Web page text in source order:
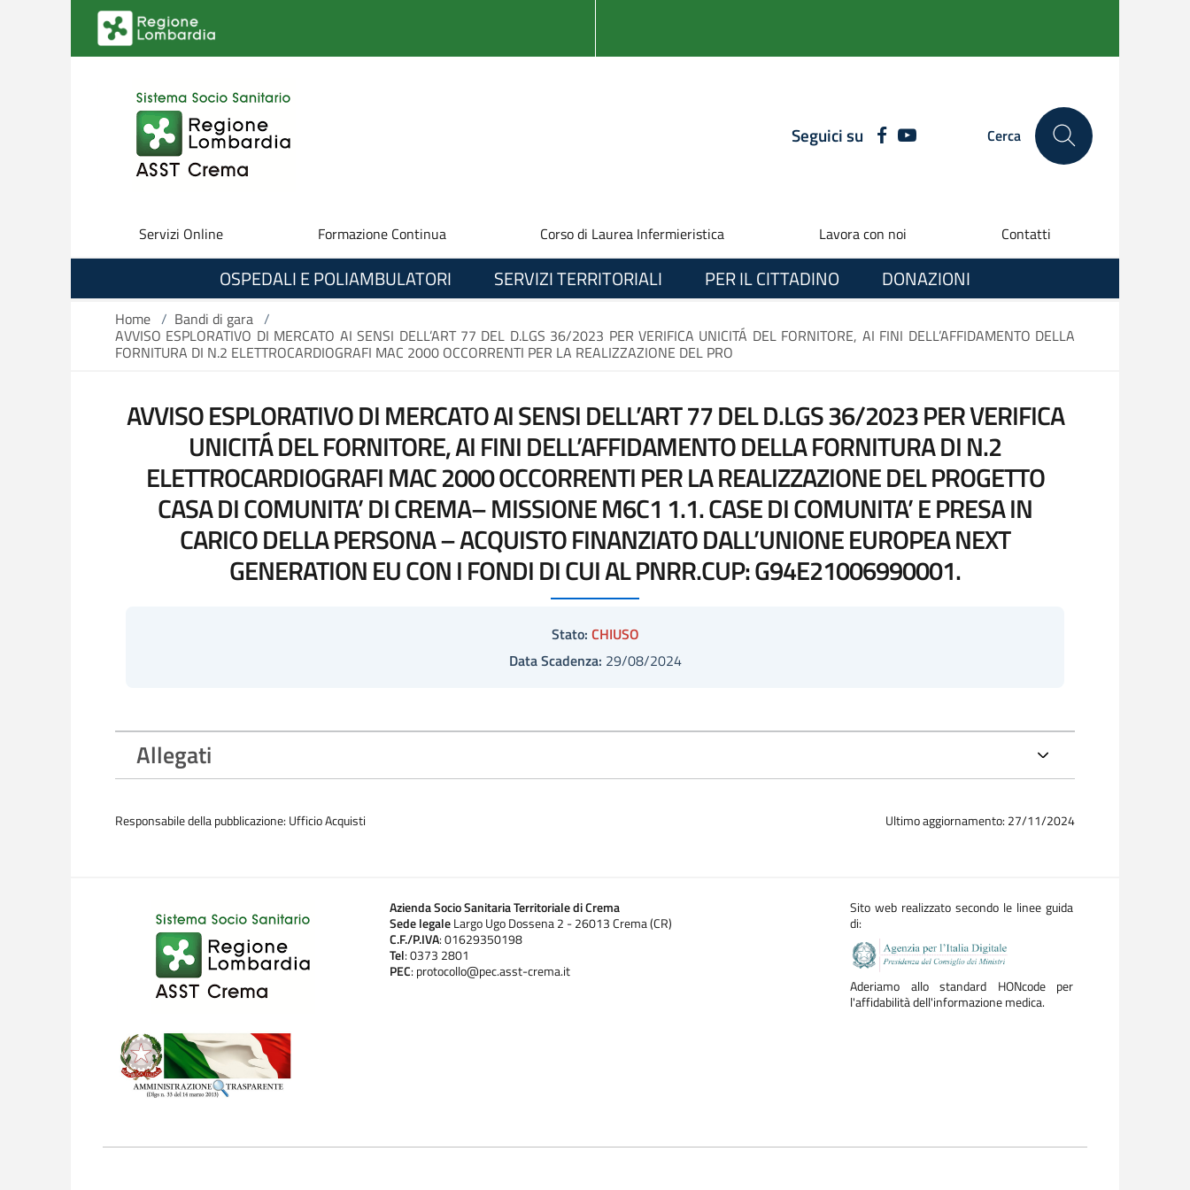
Salta al contenuto principale
Seguici su FACEBOOKYOUTUBE Cerca
Servizi Online Formazione Continua Corso di Laurea Infermieristica Lavora con noi Contatti
OSPEDALI E POLIAMBULATORI SERVIZI TERRITORIALI PER IL CITTADINO DONAZIONI
Home / Bandi di gara /
AVVISO ESPLORATIVO DI MERCATO AI SENSI DELL’ART 77 DEL D.LGS 36/2023 PER VERIFICA UNICITÁ DEL FORNITORE, AI FINI DELL’AFFIDAMENTO DELLA
FORNITURA DI N.2 ELETTROCARDIOGRAFI MAC 2000 OCCORRENTI PER LA REALIZZAZIONE DEL PRO
AVVISO ESPLORATIVO DI MERCATO AI SENSI DELL’ART 77 DEL D.LGS 36/2023 PER VERIFICA
UNICITÁ DEL FORNITORE, AI FINI DELL’AFFIDAMENTO DELLA FORNITURA DI N.2
ELETTROCARDIOGRAFI MAC 2000 OCCORRENTI PER LA REALIZZAZIONE DEL PROGETTO
CASA DI COMUNITA’ DI CREMA– MISSIONE M6C1 1.1. CASE DI COMUNITA’ E PRESA IN
CARICO DELLA PERSONA – ACQUISTO FINANZIATO DALL’UNIONE EUROPEA NEXT
GENERATION EU CON I FONDI DI CUI AL PNRR.CUP: G94E21006990001.
Stato: CHIUSO
Data Scadenza: 29/08/2024
Allegati
Responsabile della pubblicazione: Ufficio Acquisti Ultimo aggiornamento: 27/11/2024
Azienda Socio Sanitaria Territoriale di Crema
Sede legaleLargo Ugo Dossena 2 - 26013 Crema (CR)
C.F./P.IVA: 01629350198
Tel: 0373 2801
PEC: protocollo@pec.asst-crema.it
Sito web realizzato secondo le linee guida
di:
Aderiamo allo standard HONcode per
l'affidabilità dell'informazione medica.